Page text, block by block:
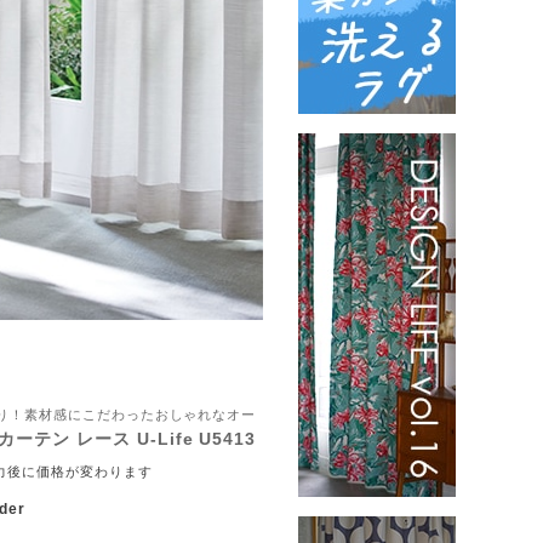
！素材感にこだわったおしゃれなオー
ーテン レース U-Life U5413
後に価格が変わります